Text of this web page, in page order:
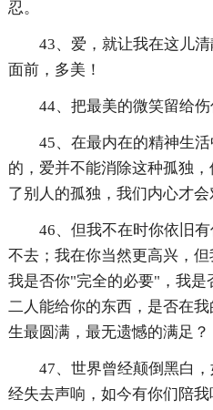
忍。
43、爱，就让我在这儿
面前，多美！
44、把最美的微笑留给伤
45、在最内在的精神生
的，爱并不能消除这种孤独
了别人的孤独，我们内心才会
46、但我不在时你依旧
不去；我在你当然更高兴，
我是否你"完全的必要"，我是
二人能给你的东西，是否在
生最圆满，最无遗憾的满足？
47、世界曾经颠倒黑白
经失去声响，如今有你们陪